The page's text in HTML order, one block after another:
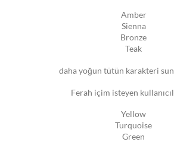
Amber
Sienna
Bronze
Teak
daha yoğun tütün karakteri
Ferah içim isteyen
Yellow
Turquoise
Green